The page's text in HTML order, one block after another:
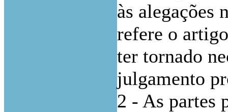
às alegações
refere o
ter tornado
julgamento
2 - As partes